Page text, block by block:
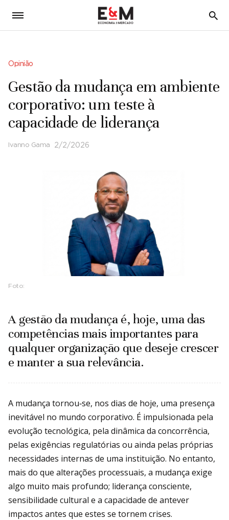
5
Opinião
Gestão da mudança em ambiente
corporativo: um teste à
capacidade de liderança
Ivanno Gama 2/2/2026
Foto:
A gestão da mudança é, hoje, uma das
competências mais importantes para
qualquer organização que deseje crescer
e manter a sua relevância.
A mudança tornou‑se, nos dias de hoje, uma presença
inevitável no mundo corporativo. É impulsionada pela
evolução tecnológica, pela dinâmica da concorrência,
pelas exigências regulatórias ou ainda pelas próprias
necessidades internas de uma instituição. No entanto,
mais do que alterações processuais, a mudança exige
algo muito mais profundo; liderança consciente,
sensibilidade cultural e a capacidade de antever
impactos antes que estes se tornem crises.